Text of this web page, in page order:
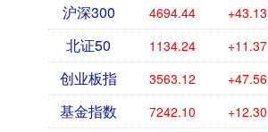
沪深300 4694.44 +43.13
北证50 1134.24 +11.37
创业板指 3563.12 +47.56
基金指数 7242.10 +12.30